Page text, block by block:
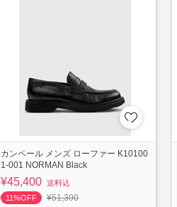
カンペール メンズ ローファー K10100
1-001 NORMAN Black
¥45,400 送料込
11%OFF
¥51,300